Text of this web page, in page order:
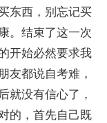
东西，别忘记买
。结束了这一次
开始必然要求我
友都说自考难，
就没有信心了，
的，首先自己既